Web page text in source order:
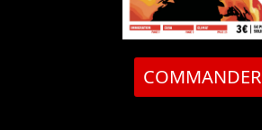
COMMANDER